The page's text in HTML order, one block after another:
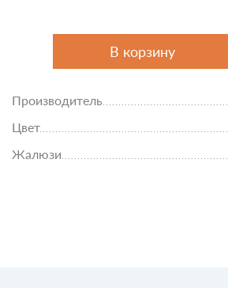
В корзину
Производитель
Цвет
Жалюзи